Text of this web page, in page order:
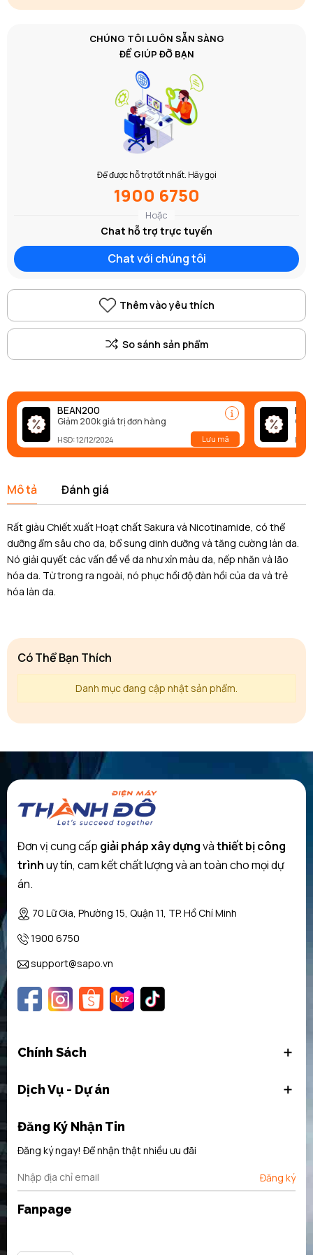
CHÚNG TÔI LUÔN SẴN SÀNG
ĐỂ GIÚP ĐỠ BẠN
Để được hỗ trợ tốt nhất. Hãy gọi
1900 6750
Hoặc
Chat hỗ trợ trực tuyến
Chat với chúng tôi
Thêm vào yêu thích
BEAN200
Giảm 200k giá trị đơn hàng
HSD: 12/12/2024 Lưu mã
Mô tả Đánh giá
Rất giàu Chiết xuất Hoạt chất Sakura và Nicotinamide, có thể
dưỡng ẩm sâu cho da, bổ sung dinh dưỡng và tăng cường làn da.
Nó giải quyết các vấn đề về da như xỉn màu da, nếp nhăn và lão
hóa da. Từ trong ra ngoài, nó phục hồi độ đàn hồi của da và trẻ
hóa làn da.
Có Thể Bạn Thích
Danh mục đang cập nhật sản phẩm.
Đơn vị cung cấp giải pháp xây dựngvàthiết bị công
trìnhuy tín, cam kết chất lượng và an toàn cho mọi dự
án.
70 Lữ Gia, Phường 15, Quận 11, TP. Hồ Chí Minh
1900 6750
support@sapo.vn
Chính Sách
Dịch Vụ - Dự án
Đăng Ký Nhận Tin
Đăng ký ngay! Để nhận thật nhiều ưu đãi
Đăng ký
Fanpage